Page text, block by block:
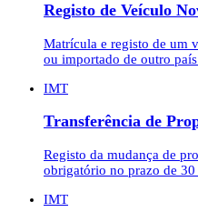
Registo de Veículo
Matrícula e registo de um
ou importado de outro
IMT
Transferência de
Registo da mudança de
obrigatório no prazo de 30
IMT